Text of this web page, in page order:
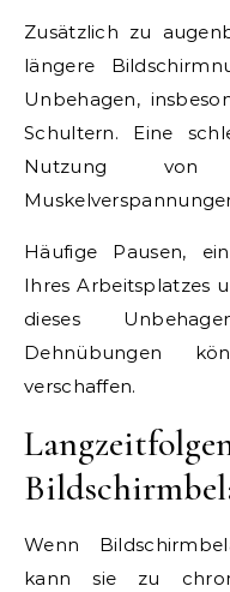
Zusätzlich zu
längere
Unbehagen,
Schultern. Eine
Nutzung
Häufige Pausen,
Ihres Arbeitsplatzes
dieses
Dehnübungen
verschaffen.
Wenn
kann sie zu